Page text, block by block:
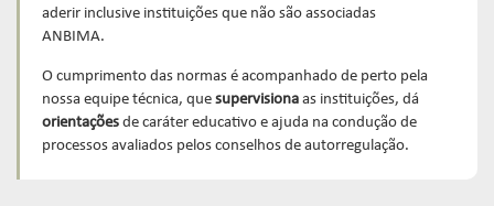
aderir inclusive instituições que não são associadas
ANBIMA.
O cumprimento das normas é acompanhado de perto pela
nossa equipe técnica, que supervisiona as instituições, dá
orientações de caráter educativo e ajuda na condução de
processos avaliados pelos conselhos de autorregulação.